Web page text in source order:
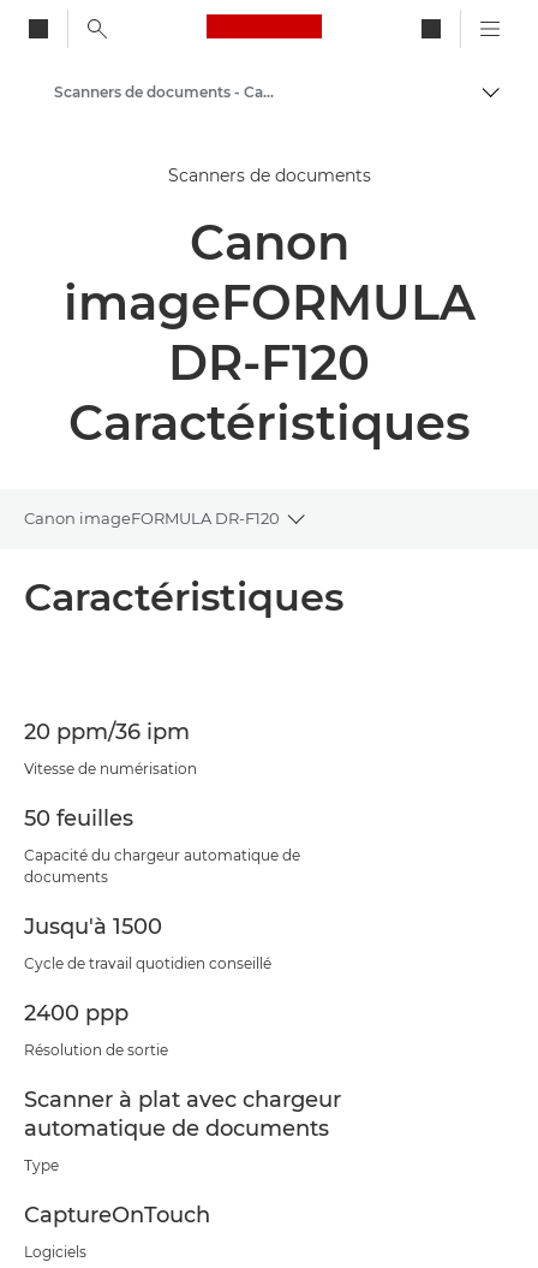
Canon Logo, back to
Solutions et services
Produits professionnels
Scanners de documents - Canon France
Scanners de documents
Canon
imageFORMULA
DR-F120
Caractéristiques
Canon imageFORMULA DR-F120
Toggle breadcrumbs
Téléchargement au format PDF
Caractéristiques
20 ppm/36 ipm
Vitesse de numérisation
50 feuilles
Capacité du chargeur automatique de
documents
Jusqu'à 1500
Cycle de travail quotidien conseillé
2400 ppp
Résolution de sortie
Scanner à plat avec chargeur
automatique de documents
Type
CaptureOnTouch
Logiciels